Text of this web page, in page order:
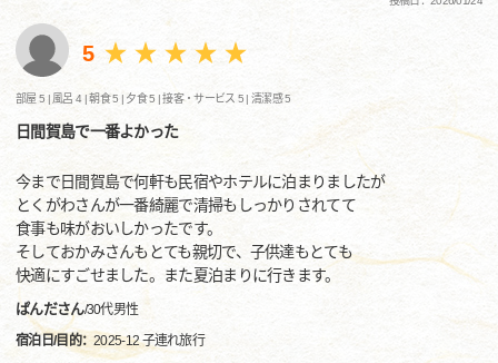
5
部屋 5 |風呂 4 |朝食 5 | 夕食 5 |接客・サービス 5 |清潔感 5
日間賀島で一番よかった
今まで日間賀島で何軒も民宿やホテルに泊まりましたが
とくがわさんが一番綺麗で清掃もしっかりされてて
食事も味がおいしかったです。
そしておかみさんもとても親切で、子供達もとても
快適にすごせました。また夏泊まりに行きます。
ぱんださん/30代男性
宿泊日/目的：2025-12 子連れ旅行